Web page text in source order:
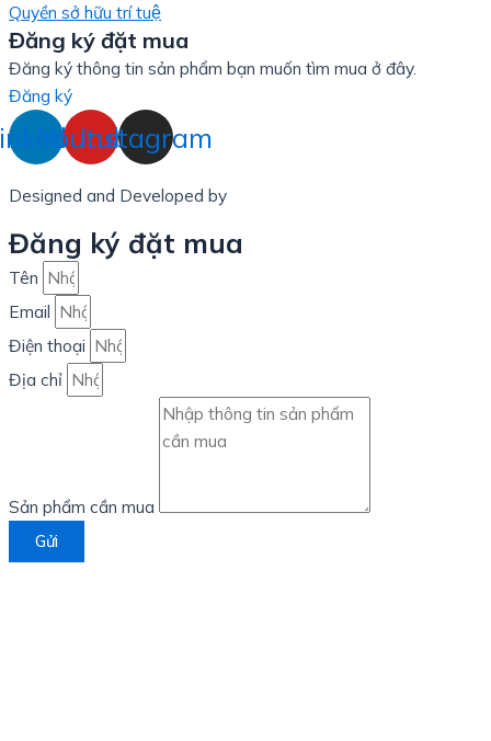
Quyền sở hữu trí tuệ
Đăng ký đặt mua
Đăng ký thông tin sản phẩm bạn muốn tìm mua ở đây.
Đăng ký
Youtube
Instagram
Designed and Developed by
Đăng ký đặt mua
Tên
Email
Điện thoại
Địa chỉ
Sản phẩm cần mua
Gửi